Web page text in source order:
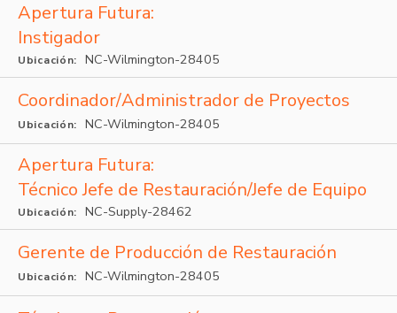
Apertura Futura:
Instigador
Ubicación: NC-Wilmington-28405
Coordinador/Administrador de Proyectos
Ubicación: NC-Wilmington-28405
Apertura Futura:
Técnico Jefe de Restauración/Jefe de Equipo
Ubicación: NC-Supply-28462
Gerente de Producción de Restauración
Ubicación: NC-Wilmington-28405